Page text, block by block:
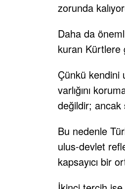
zorunda
Daha da
kuran Kürtlere
Çünkü kendini
varlığını
değildir; ancak
Bu nedenle
ulus-devlet
kapsayıcı bir